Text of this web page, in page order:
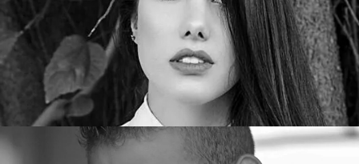
Promotora 1